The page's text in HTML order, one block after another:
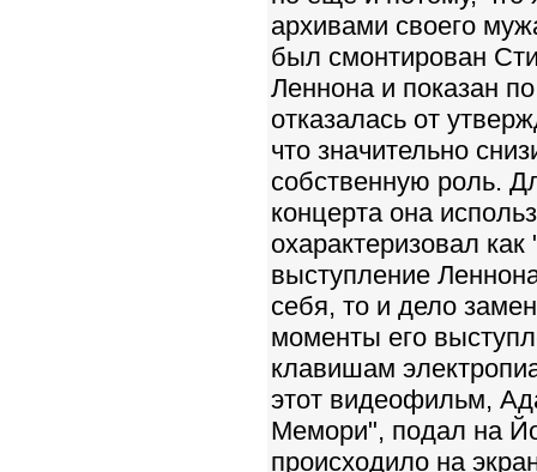
архивами своего
был смонтирован
Леннона и показан
отказалась от
что значительно
собственную роль.
концерта она
охарактеризовал
выступление
себя, то и дело
моменты его
клавишам
этот видеофильм,
Мемори", подал на
происходило на